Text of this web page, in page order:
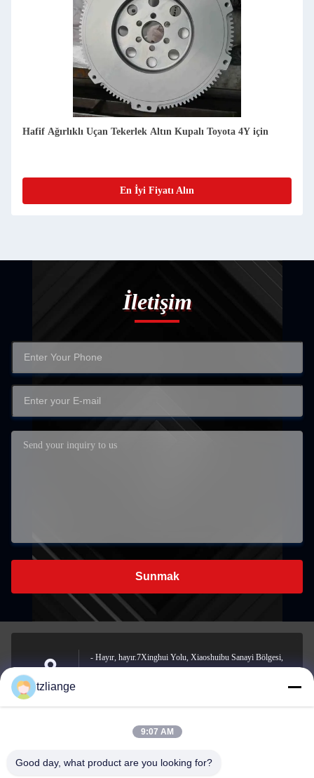
Hafif Ağırlıklı Uçan Tekerlek Altın Kupalı Toyota 4Y için
En İyi Fiyatı Alın
İletişim
Sunmak
Address
- Hayır, hayır.7Xinghui Yolu, Xiaoshuibu Sanayi Bölgesi,
E-mail
szp.szp@163.com
tzliange
9:07 AM
Good day, what product are you looking for?